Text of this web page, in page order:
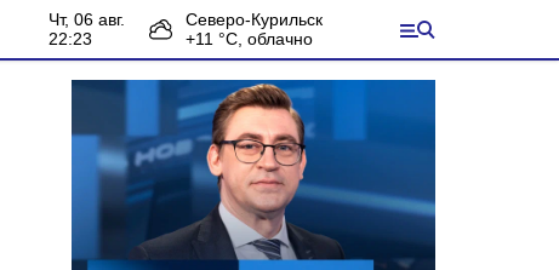
чт, 06 авг.
22:23
Северо-Курильск
+11 °С, облачно